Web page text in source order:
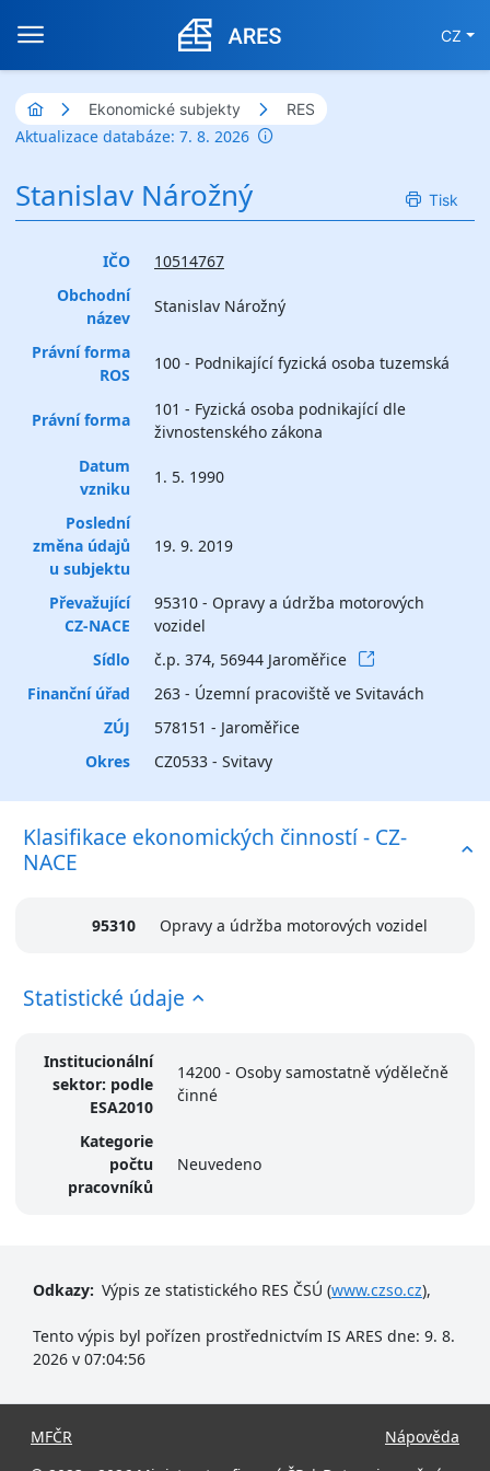
CZ
Ekonomické subjekty RES
Aktualizace databáze: 7. 8. 2026
Stanislav Nárožný Tisk
IČO
10514767
Obchodní
název
Stanislav Nárožný
Právní forma
ROS
100 - Podnikající fyzická osoba tuzemská
Právní forma
101 - Fyzická osoba podnikající dle
živnostenského zákona
Datum
vzniku
1. 5. 1990
Poslední
změna údajů
u subjektu
19. 9. 2019
Převažující
CZ-NACE
95310 - Opravy a údržba motorových
vozidel
Sídlo
č.p. 374, 56944 Jaroměřice
Finanční úřad
263 - Územní pracoviště ve Svitavách
ZÚJ
578151 - Jaroměřice
Okres
CZ0533 - Svitavy
Klasifikace ekonomických činností - CZ-
NACE
95310 Opravy a údržba motorových vozidel
Statistické údaje
Institucionální
sektor: podle
ESA2010
14200 - Osoby samostatně výdělečně
činné
Kategorie
počtu
pracovníků
Neuvedeno
Odkazy: Výpis ze statistického RES ČSÚ (www.czso.cz),
Tento výpis byl pořízen prostřednictvím IS ARES dne: 9. 8.
2026 v 07:04:56
MFČR
Nápověda